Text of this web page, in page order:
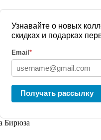
Узнавайте о новых
скидках и подарках
Email *
Получать рассылку
Бирюза